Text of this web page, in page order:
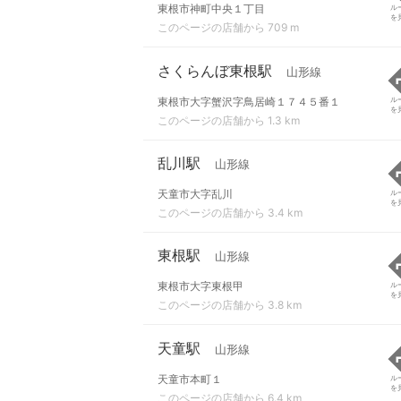
東根市神町中央１丁目
このページの店舗から 709 m
ル
を
さくらんぼ東根駅 山形線
東根市大字蟹沢字鳥居崎１７４５番１
このページの店舗から 1.3 km
ル
を
乱川駅 山形線
天童市大字乱川
このページの店舗から 3.4 km
ル
を
東根駅 山形線
東根市大字東根甲
このページの店舗から 3.8 km
ル
を
天童駅 山形線
天童市本町１
このページの店舗から 6.4 km
ル
を